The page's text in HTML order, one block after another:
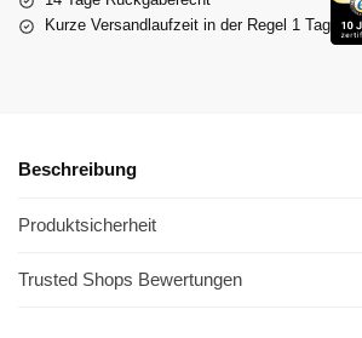
Kurze Versandlaufzeit in der Regel 1 Tag
Beschreibung
Produktsicherheit
Trusted Shops Bewertungen